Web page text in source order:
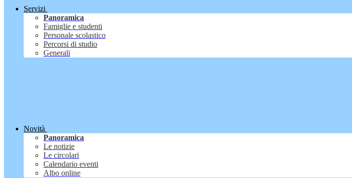
Servizi
Panoramica
Famiglie e studenti
Personale scolastico
Percorsi di studio
Generali
Novità
Panoramica
Le notizie
Le circolari
Calendario eventi
Albo online